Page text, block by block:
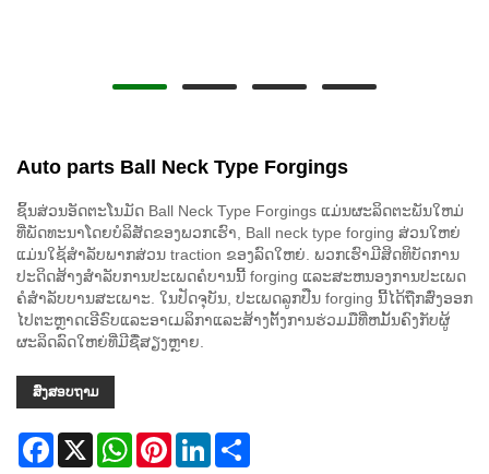
Auto parts Ball Neck Type Forgings
ຊິ້ນສ່ວນອັດຕະໂນມັດ Ball Neck Type Forgings ແມ່ນຜະລິດຕະພັນໃຫມ່
ທີ່ພັດທະນາໂດຍບໍລິສັດຂອງພວກເຮົາ, Ball neck type forging ສ່ວນໃຫຍ່
ແມ່ນໃຊ້ສໍາລັບພາກສ່ວນ traction ຂອງລົດໃຫຍ່. ພວກ​ເຮົາ​ມີ​ສິດ​ທິ​ບັດ​ການ​
ປະ​ດິດ​ສ້າງ​ສໍາ​ລັບ​ການ​ປະ​ເພດ​ຄໍ​ບານ​ນີ້ forging ແລະ​ສະ​ຫນອງ​ການ​ປະ​ເພດ​
ຄໍ​ສໍາ​ລັບ​ບານ​ສະ​ເພາະ​. ໃນປັດຈຸບັນ, ປະເພດລູກປືນ forging ນີ້ໄດ້ຖືກສົ່ງອອກ
ໄປຕະຫຼາດເອີຣົບແລະອາເມລິກາແລະສ້າງຕັ້ງການຮ່ວມມືທີ່ຫມັ້ນຄົງກັບຜູ້
ຜະລິດລົດໃຫຍ່ທີ່ມີຊື່ສຽງຫຼາຍ.
ສົ່ງສອບຖາມ
Facebook
X WhatsAppPinterestLinkedIn